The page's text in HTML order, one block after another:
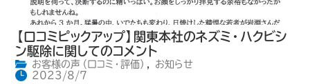
【口コミピックアップ】関東本社のネズミ・ハクビシ
ン駆除に関してのコメント
お客様の声（口コミ・評価） ,
お知らせ
2023/8/7